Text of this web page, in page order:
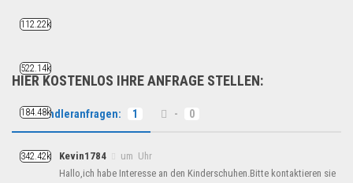
HIER KOSTENLOS IHRE ANFRAGE STELLEN:
Händleranfragen: 1 - 0
Kevin1784
um Uhr
Hallo,ich habe Interesse an den Kinderschuhen.Bitte kontaktieren sie
112.22k
522.14k
184.48k
342.42k